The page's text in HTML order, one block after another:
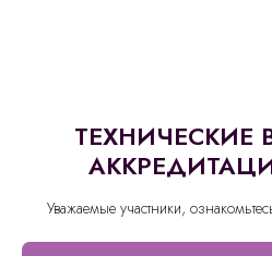
ТЕХНИЧЕСКИЕ
Уважаемые участники,